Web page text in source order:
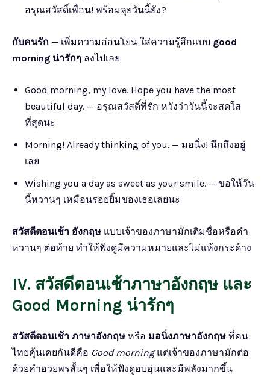
อรุณสวัสดิ์เพื่อน! พร้อมลุยวันนี้ยัง?
กับคนรัก — เพิ่มความอ่อนโยน ใส่ความรู้สึกแบบ good
morning น่ารักๆ ลงไปเลย
Good morning, my love. Hope you have the most
beautiful day. — อรุณสวัสดิ์ที่รัก หวังว่าวันนี้จะสดใส
ที่สุดนะ
Morning! Already thinking of you. — มอนิ่ง! นึกถึงอยู่
เลย
Wishing you a day as sweet as your smile. — ขอให้วัน
นี้หวานๆ เหมือนรอยยิ้มของเธอเลยนะ
สวัสดีตอนเช้า อังกฤษ แบบเจ้าของภาษามักเติมชื่อหรือคำ
หวานๆ ต่อท้าย ทำให้ฟังดูมีความหมายและไม่แห้งกระด้าง
IV. สวัสดีตอนเช้าภาษาอังกฤษ และ
Good Morning น่ารักๆ
สวัสดีตอนเช้า ภาษาอังกฤษ หรือ มอนิ่งภาษาอังกฤษ ที่คน
ไทยคุ้นเคยกันดีคือ Good morningแต่เจ้าของภาษามักต่อ
ด้วยคำอวยพรสั้นๆ เพื่อให้ฟังดูอบอุ่นและมีพลังมากขึ้น